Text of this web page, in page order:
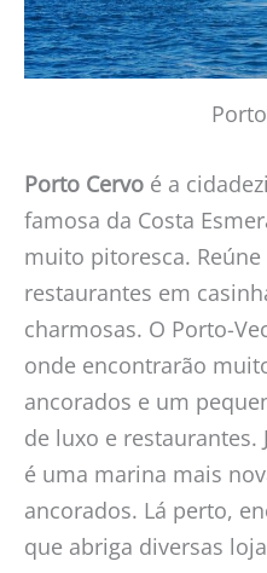
Porto Cervo é a
famosa da Costa
muito pitoresca.
restaurantes em
charmosas. O Porto-
onde encontrarão
ancorados e um
de luxo e restaurantes.
é uma marina mais
ancorados. Lá perto,
que abriga diversas